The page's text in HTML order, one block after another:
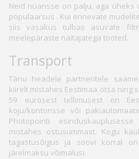
Neid nüansse on palju, aga üheks
populaarsus . Kui erinevate
siis vasakus tulbas asuvate
meelepäraste näitajatega tooted.
Transport
Tänu headele partneritele
kiirelt mistahes Eestimaa otsa ning
59 eurosest tellimusest on
koju/kontorisse või
Photopointi
mistahes ostusummast. Kogu
tagastusõigus ja soovi korral
järelmaksu võimalusi.